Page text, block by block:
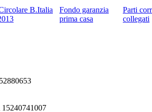
B.Italia
Fondo garanzia
prima casa
Parti
collegati